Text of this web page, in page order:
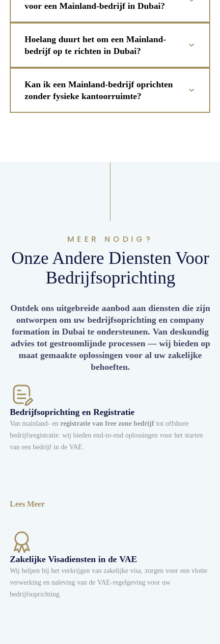
voor een Mainland-bedrijf in Dubai?
Hoelang duurt het om een Mainland-
bedrijf op te richten in Dubai?
Kan ik een Mainland-bedrijf oprichten
zonder fysieke kantoorruimte?
MEER NODIG?
Onze Andere Diensten Voor
Bedrijfsoprichting
Ontdek ons uitgebreide aanbod aan diensten die zijn
ontworpen om uw bedrijfsoprichting en company
formation in Dubai te ondersteunen. Van deskundig
advies tot gestroomlijnde processen — wij bieden op
maat gemaakte oplossingen voor al uw zakelijke
behoeften.
Bedrijfsoprichting en Registratie
Van mainland- en registratie van free zone bedrijf tot offshore
bedrijfsregistratie: wij bieden end-to-end oplossingen voor het starten
van een bedrijf in de VAE.
Lees Meer
Zakelijke Visadiensten in de VAE
Wij helpen bij het verkrijgen van zakelijke visa, zorgen voor een vlotte
verwerking en naleving van de VAE-regelgeving voor uw
bedrijfsoprichting.